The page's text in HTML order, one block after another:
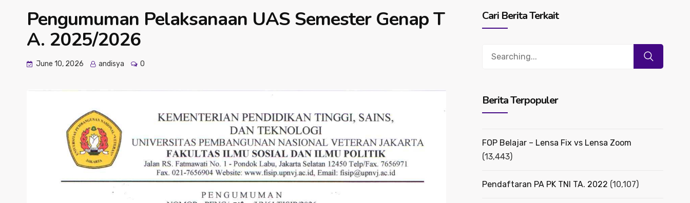
Pengumuman Pelaksanaan UAS Semester Genap T
A. 2025/2026
June 10, 2026 andisya 0
Cari Berita Terkait
Search
Berita Terpopuler
FOP Belajar – Lensa Fix vs Lensa Zoom
(13,443)
Pendaftaran PA PK TNI TA. 2022 (10,107)